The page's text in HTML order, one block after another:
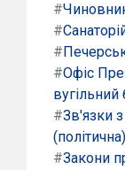
#
#
#
#Офіс
вугільний
#Зв'язки
(політична)
#Закони